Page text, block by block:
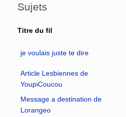
Sujets
Titre du fil
je voulais juste te dire
Article Lesbiennes de
YoupiCoucou
Message a destination de
Lorangeo